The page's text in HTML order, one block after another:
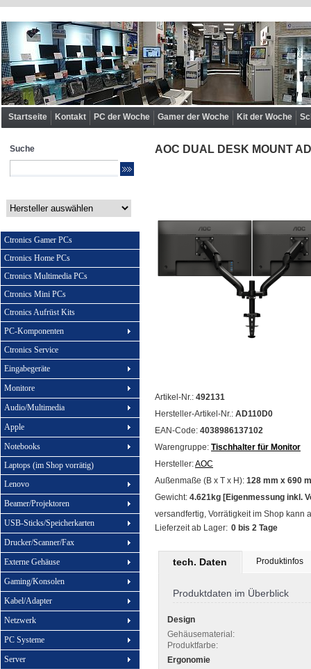
Startseite Kontakt PC der Woche Gamer der Woche Kit der Woche
Suche
Ctronics Gamer PCs
Ctronics Home PCs
Ctronics Multimedia PCs
Ctronics Mini PCs
Ctronics Aufrüst Kits
PC-Komponenten
Ctronics Service
Eingabegeräte
Monitore
Audio/Multimedia
Apple
Notebooks
Laptops (im Shop vorrätig)
Lenovo
Beamer/Projektoren
USB-Sticks/Speicherkarten
Drucker/Scanner/Fax
Externe Gehäuse
Gaming/Konsolen
Kabel/Adapter
Netzwerk
PC Systeme
Server
AOC DUAL DESK MOUNT
Artikel-Nr.: 492131
Hersteller-Artikel-Nr.: AD110D0
EAN-Code: 4038986137102
Warengruppe: Tischhalter für Monitor
Hersteller:AOC
Außenmaße (B x T x H): 128 mm x 690
Gewicht: 4.621kg [Eigenmessung inkl.
versandfertig, Vorrätigkeit im Shop kann
Lieferzeit ab Lager: 0 bis 2 Tage
tech. Daten Produktinfos
Produktdaten im Überblick
Design
Gehäusematerial:
Produktfarbe:
Ergonomie